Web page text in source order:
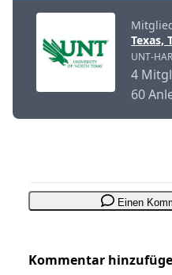
Texas,
UNT-
4
60
Einen
Kommentar